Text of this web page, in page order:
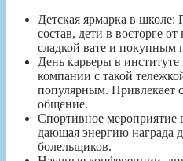
Детская ярмарка в школе:
состав, дети в восторге
сладкой вате и
День карьеры в
компании с такой
популярным. Привлекает
общение.
Спортивное мероприятие
дающая энергию награда
болельщиков.